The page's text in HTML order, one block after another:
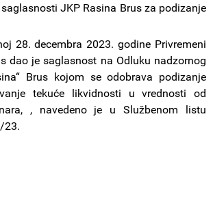
JKP Rasina Brus za podizanje
28. decembra 2023. godine Privremeni
dao je saglasnost na Odluku nadzornog
Brus kojom se odobrava podizanje
tekuće likvidnosti u vrednosti od
, navedeno je u Službenom listu
23.